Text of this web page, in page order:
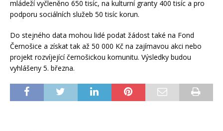
mládeží vyčleněno 650 tisíc, na kulturní granty 400 tisíc a pro
podporu sociálních služeb 50 tisíc korun.
Do stejného data mohou lidé podat žádost také na Fond
Černošice a získat tak až 50 000 Kč na zajímavou akci nebo
projekt rozvíjející černošickou komunitu. Výsledky budou
vyhlášeny 5. března.